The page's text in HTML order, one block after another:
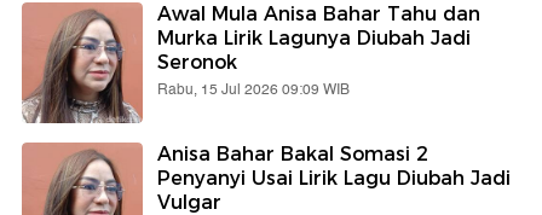
Awal Mula Anisa Bahar Tahu dan
Murka Lirik Lagunya Diubah Jadi
Seronok
Rabu, 15 Jul 2026 09:09 WIB
Anisa Bahar Bakal Somasi 2
Penyanyi Usai Lirik Lagu Diubah Jadi
Vulgar